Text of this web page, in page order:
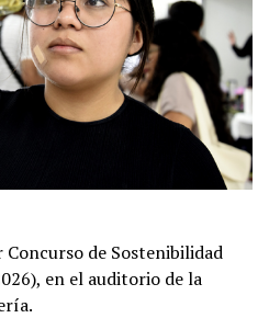
Concurso de Sostenibilidad
en el auditorio de la